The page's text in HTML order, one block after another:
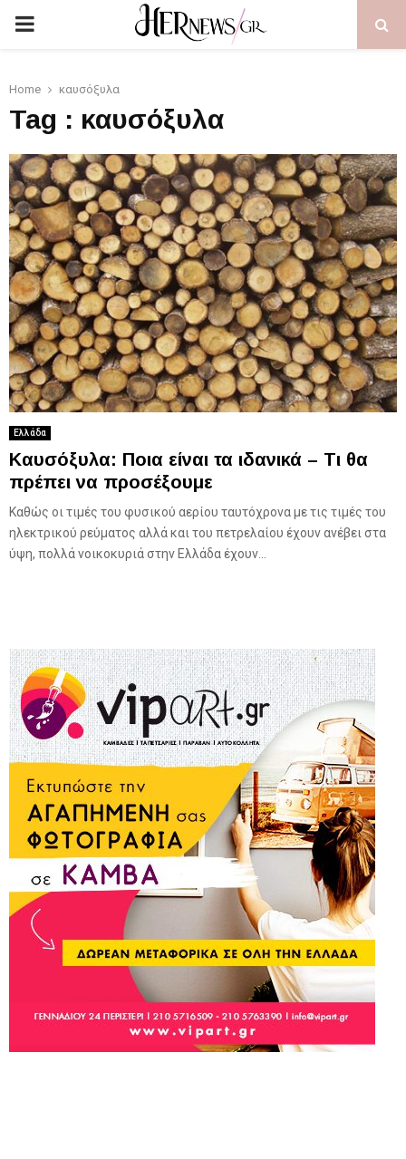
PRIMARY
Home καυσόξυλα
Tag : καυσόξυλα
Ελλάδα
Καυσόξυλα: Ποια είναι τα ιδανικά – Τι θα
πρέπει να προσέξουμε
Καθώς οι τιμές του φυσικού αερίου ταυτόχρονα με τις τιμές του
ηλεκτρικού ρεύματος αλλά και του πετρελαίου έχουν ανέβει στα
ύψη, πολλά νοικοκυριά στην Ελλάδα έχουν...